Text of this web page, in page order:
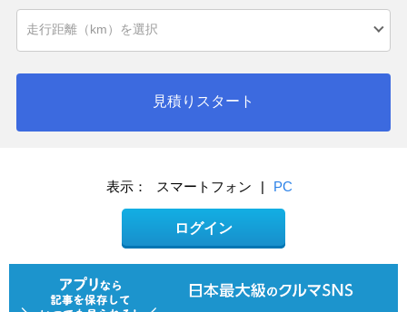
見積りスタート
表示： スマートフォン | PC
ログイン